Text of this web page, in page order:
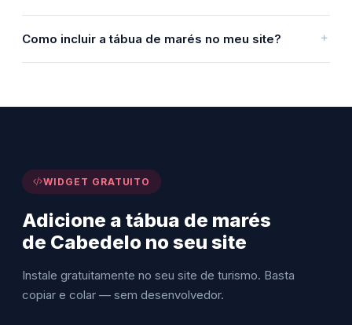
Como incluir a tábua de marés no meu site?
WIDGET GRATUITO
Adicione a tábua de marés
de Cabedelo no seu site
Instale gratuitamente no seu site de turismo. Basta
copiar e colar — sem desenvolvedor.